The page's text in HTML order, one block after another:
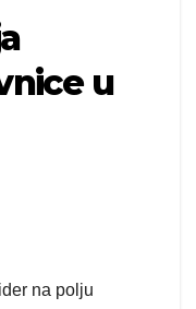
u
na polju